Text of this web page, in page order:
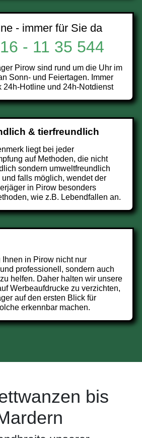
- immer für Sie da
- 11 35 544
Pirow sind rund um die Uhr im
Sonn- und Feiertagen. Immer
24h-Hotline und 24h-Notdienst
& tierfreundlich
liegt bei jeder
auf Methoden, die nicht
sondern umweltfreundlich
falls möglich, wendet der
in Pirow besonders
wie z.B. Lebendfallen an.
in Pirow nicht nur
professionell, sondern auch
helfen. Daher halten wir unsere
Werbeaufdrucke zu verzichten,
auf den ersten Blick für
erkennbar machen.
bis